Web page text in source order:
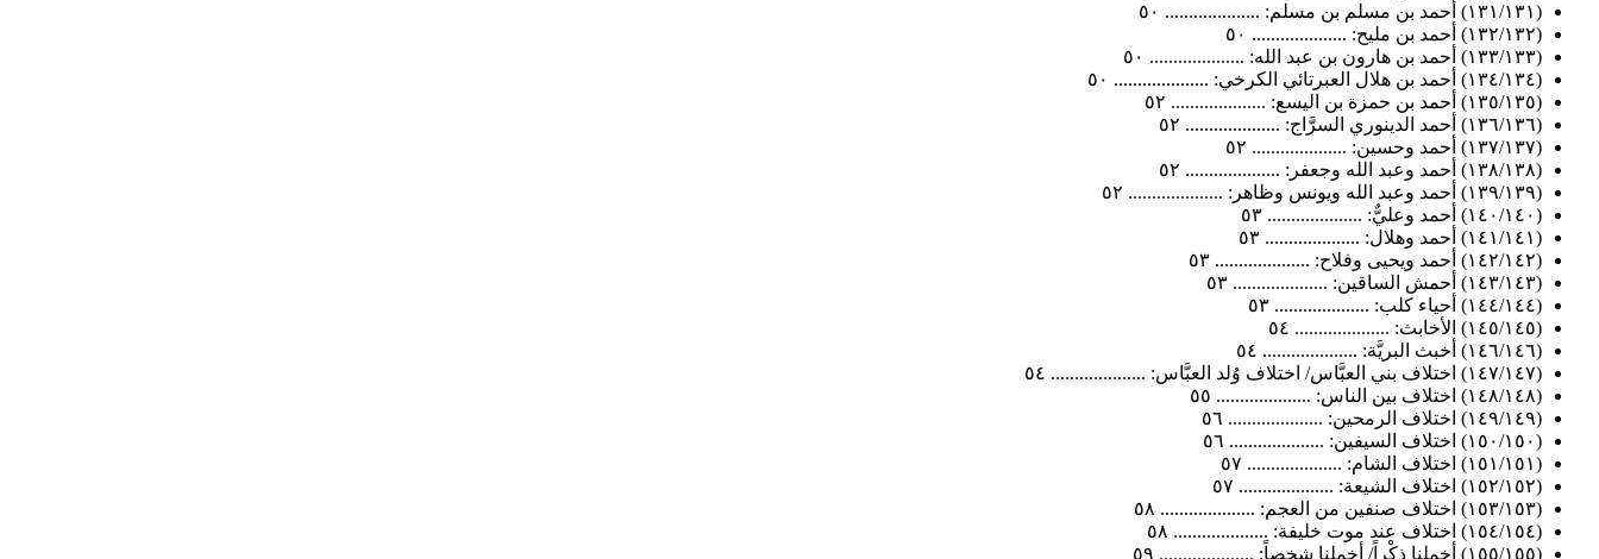
(١٣١/١٣١) أحمد بن مسلم بن مسلم: .................... ٥٠
(١٣٢/١٣٢) أحمد بن مليح: .................... ٥٠
(١٣٣/١٣٣) أحمد بن هارون بن عبد الله: .................... ٥٠
(١٣٤/١٣٤) أحمد بن هلال العبرتائي الكرخي: .................... ٥٠
(١٣٥/١٣٥) أحمد بن حمزة بن اليسع: .................... ٥٢
(١٣٦/١٣٦) أحمد الدينوري السرَّاج: .................... ٥٢
(١٣٧/١٣٧) أحمد وحسين: .................... ٥٢
(١٣٨/١٣٨) أحمد وعبد الله وجعفر: .................... ٥٢
(١٣٩/١٣٩) أحمد وعبد الله ويونس وظاهر: .................... ٥٢
(١٤٠/١٤٠) أحمد وعليٌّ: .................... ٥٣
(١٤١/١٤١) أحمد وهلال: .................... ٥٣
(١٤٢/١٤٢) أحمد ويحيى وفلاح: .................... ٥٣
(١٤٣/١٤٣) أحمش الساقين: .................... ٥٣
(١٤٤/١٤٤) أحياء كلب: .................... ٥٣
(١٤٥/١٤٥) الأخابث: .................... ٥٤
(١٤٦/١٤٦) أخبث البريَّة: .................... ٥٤
(١٤٧/١٤٧) اختلاف بني العبَّاس/ اختلاف وُلد العبَّاس: .................... ٥٤
(١٤٨/١٤٨) اختلاف بين الناس: .................... ٥٥
(١٤٩/١٤٩) اختلاف الرمحين: .................... ٥٦
(١٥٠/١٥٠) اختلاف السيفين: .................... ٥٦
(١٥١/١٥١) اختلاف الشام: .................... ٥٧
(١٥٢/١٥٢) اختلاف الشيعة: .................... ٥٧
(١٥٣/١٥٣) اختلاف صنفين من العجم: .................... ٥٨
(١٥٤/١٥٤) اختلاف عند موت خليفة: .................... ٥٨
(١٥٥/١٥٥) أخملنا ذِكْراً/ أخملنا شخصاً: .................... ٥٩